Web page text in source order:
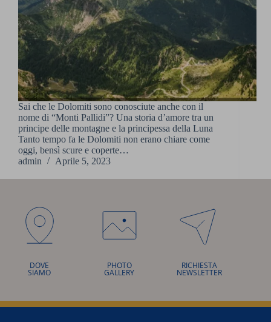
Sai che le Dolomiti sono conosciute anche con il
nome di “Monti Pallidi”? Una storia d’amore tra un
principe delle montagne e la principessa della Luna
Tanto tempo fa le Dolomiti non erano chiare come
oggi, bensì scure e coperte…
admin
Aprile 5, 2023
DOVE
SIAMO
PHOTO
GALLERY
RICHIESTA
NEWSLETTER